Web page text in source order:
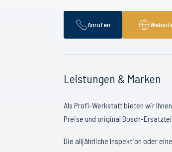
Anrufen
Leistungen & Marken
Als Profi-Werkstatt bieten wir
Preise und original Bosch-
Die alljährliche Inspektion oder